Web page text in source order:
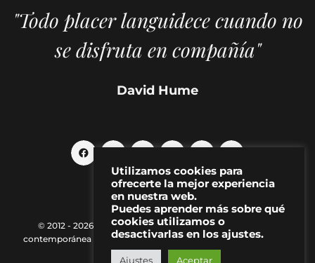
"Todo placer languidece cuando no
se disfruta en compañía"
David Hume
© 2012 - 2026 MAKMA | Revista de artes visuales y cultura
contemporánea |
Política de Privacidad| Aviso Legal|Contacto
Utilizamos cookies para
ofrecerte la mejor experiencia
en nuestra web.
Puedes aprender más sobre qué
cookies utilizamos o
desactivarlas en los ajustes.
Ajustes Aceptar